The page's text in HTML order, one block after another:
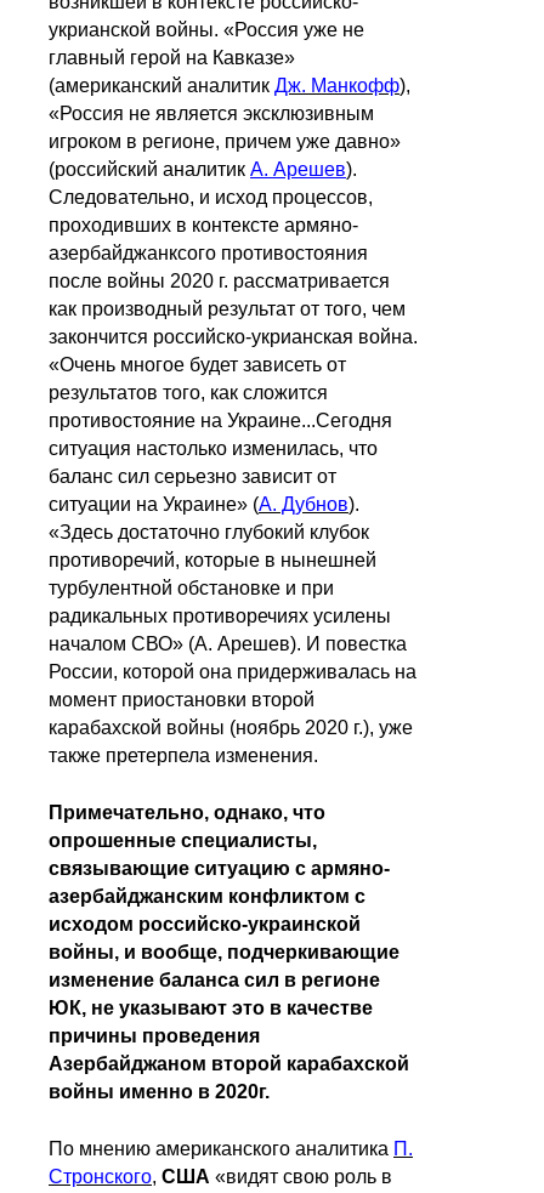
укрианской войны. «Россия уже не
главный герой на Кавказе»
(американский аналитик Дж. Манкофф),
«Россия не является эксклюзивным
игроком в регионе, причем уже давно»
(российский аналитик А. Арешев).
Следовательно, и исход процессов,
проходивших в контексте армяно-
азербайджанксого противостояния
после войны 2020 г. рассматривается
как производный результат от того, чем
закончится российско-укрианская война.
«Очень многое будет зависеть от
результатов того, как сложится
противостояние на Украине...Сегодня
ситуация настолько изменилась, что
баланс сил серьезно зависит от
ситуации на Украине» (А. Дубнов).
«Здесь достаточно глубокий клубок
противоречий, которые в нынешней
турбулентной обстановке и при
радикальных противоречиях усилены
началом СВО» (А. Арешев). И повестка
России, которой она придерживалась на
момент приостановки второй
карабахской войны (ноябрь 2020 г.), уже
также претерпела изменения.
Примечательно, однако, что
опрошенные специалисты,
связывающие ситуацию с армяно-
азербайджанским конфликтом с
исходом российско-украинской
войны, и вообще, подчеркивающие
изменение баланса сил в регионе
ЮК, не указывают это в качестве
причины проведения
Азербайджаном второй карабахской
войны именно в 2020г.
По мнению американского аналитика П.
Стронского, США «видят свою роль в